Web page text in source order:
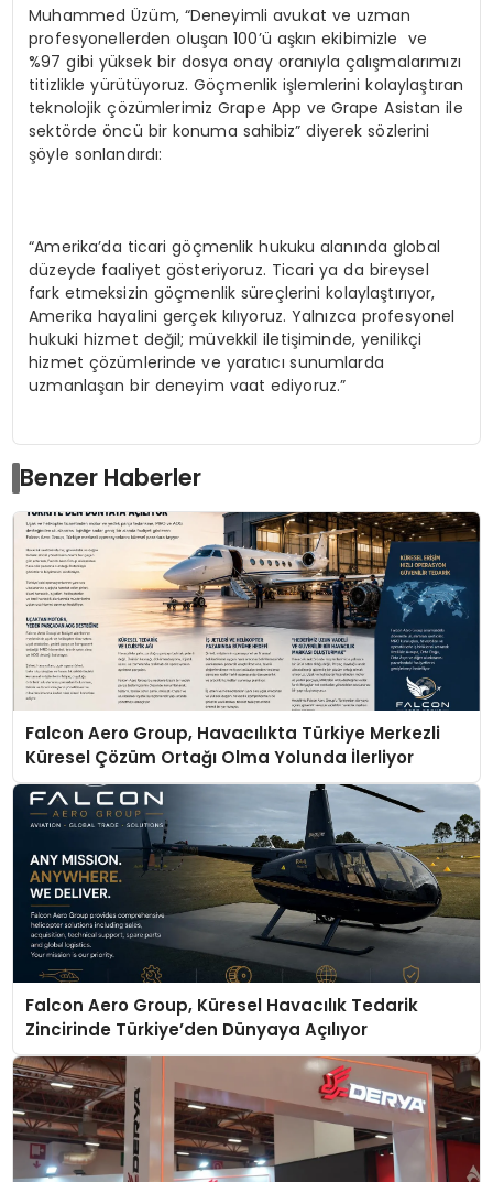
Muhammed Üzüm, “Deneyimli avukat ve uzman
profesyonellerden oluşan 100’ü aşkın ekibimizle ve
%97 gibi yüksek bir dosya onay oranıyla çalışmalarımızı
titizlikle yürütüyoruz. Göçmenlik işlemlerini kolaylaştıran
teknolojik çözümlerimiz Grape App ve Grape Asistan ile
sektörde öncü bir konuma sahibiz” diyerek sözlerini
şöyle sonlandırdı:
“Amerika’da ticari göçmenlik hukuku alanında global
düzeyde faaliyet gösteriyoruz. Ticari ya da bireysel
fark etmeksizin göçmenlik süreçlerini kolaylaştırıyor,
Amerika hayalini gerçek kılıyoruz. Yalnızca profesyonel
hukuki hizmet değil; müvekkil iletişiminde, yenilikçi
hizmet çözümlerinde ve yaratıcı sunumlarda
uzmanlaşan bir deneyim vaat ediyoruz.”
Benzer Haberler
Falcon Aero Group, Havacılıkta Türkiye Merkezli
Küresel Çözüm Ortağı Olma Yolunda İlerliyor
Falcon Aero Group, Küresel Havacılık Tedarik
Zincirinde Türkiye’den Dünyaya Açılıyor